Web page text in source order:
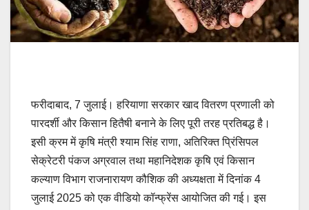
फरीदाबाद, 7 जुलाई। हरियाणा सरकार खाद वितरण प्रणाली को
पारदर्शी और किसान हितैषी बनाने के लिए पूरी तरह प्रतिबद्ध है।
इसी क्रम में कृषि मंत्री श्याम सिंह राणा, अतिरिक्त प्रिंसिपल
सेक्रेटरी पंकज अग्रवाल तथा महानिदेशक कृषि एवं किसान
कल्याण विभाग राजनारायण कौशिक की अध्यक्षता में दिनांक 4
जुलाई 2025 को एक वीडियो कॉन्फ्रेंस आयोजित की गई। इस